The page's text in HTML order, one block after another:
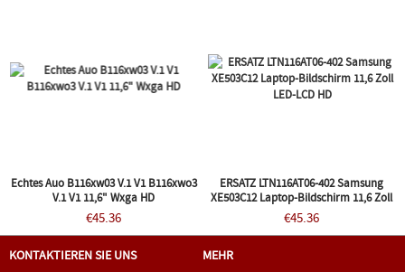
Echtes Auo B116xw03 V.1 V1 B116xwo3
V.1 V1 11,6" Wxga HD
€45.36
ERSATZ LTN116AT06-402 Samsung
XE503C12 Laptop-Bildschirm 11,6 Zoll
LED-LCD HD
€45.36
KONTAKTIEREN SIE UNS MEHR